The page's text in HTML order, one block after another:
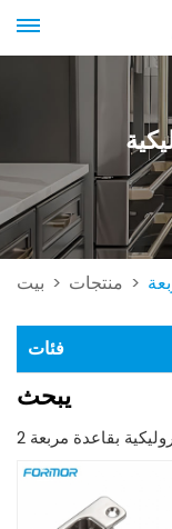
بيت > منتجات >
فئات
يبحث